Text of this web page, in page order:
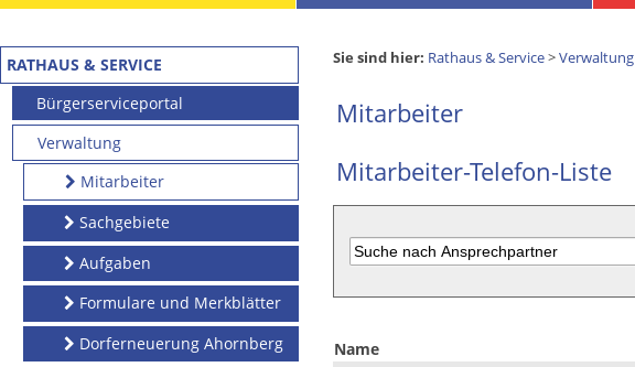
RATHAUS & SERVICE
Bürgerserviceportal
Verwaltung
Mitarbeiter
Sachgebiete
Aufgaben
Formulare und Merkblätter
Dorferneuerung Ahornberg
Sie sind hier: Rathaus & Service>Verwaltung
Mitarbeiter
Mitarbeiter-Telefon-Liste
Name